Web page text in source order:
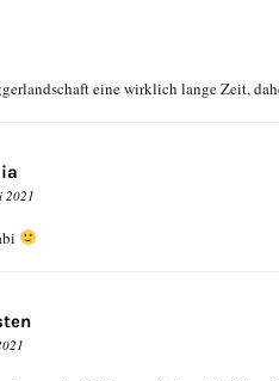
eine wirklich lange Zeit,
2021